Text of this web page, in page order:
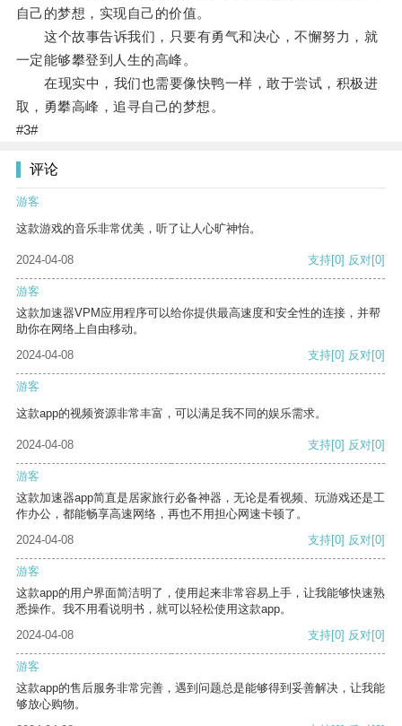
自己的梦想，实现自己的价值。
这个故事告诉我们，只要有勇气和决心，不懈努力，就
一定能够攀登到人生的高峰。
在现实中，我们也需要像快鸭一样，敢于尝试，积极进
取，勇攀高峰，追寻自己的梦想。
#3#
评论
游客
这款游戏的音乐非常优美，听了让人心旷神怡。
2024-04-08 支持[0] 反对[0]
游客
这款加速器VPM应用程序可以给你提供最高速度和安全性的连接，并帮
助你在网络上自由移动。
2024-04-08
支持[0] 反对[0]
游客
这款app的视频资源非常丰富，可以满足我不同的娱乐需求。
2024-04-08 支持[0] 反对[0]
游客
这款加速器app简直是居家旅行必备神器，无论是看视频、玩游戏还是工
作办公，都能畅享高速网络，再也不用担心网速卡顿了。
2024-04-08
支持[0] 反对[0]
游客
这款app的用户界面简洁明了，使用起来非常容易上手，让我能够快速熟
悉操作。我不用看说明书，就可以轻松使用这款app。
2024-04-08
支持[0] 反对[0]
游客
这款app的售后服务非常完善，遇到问题总是能够得到妥善解决，让我能
够放心购物。